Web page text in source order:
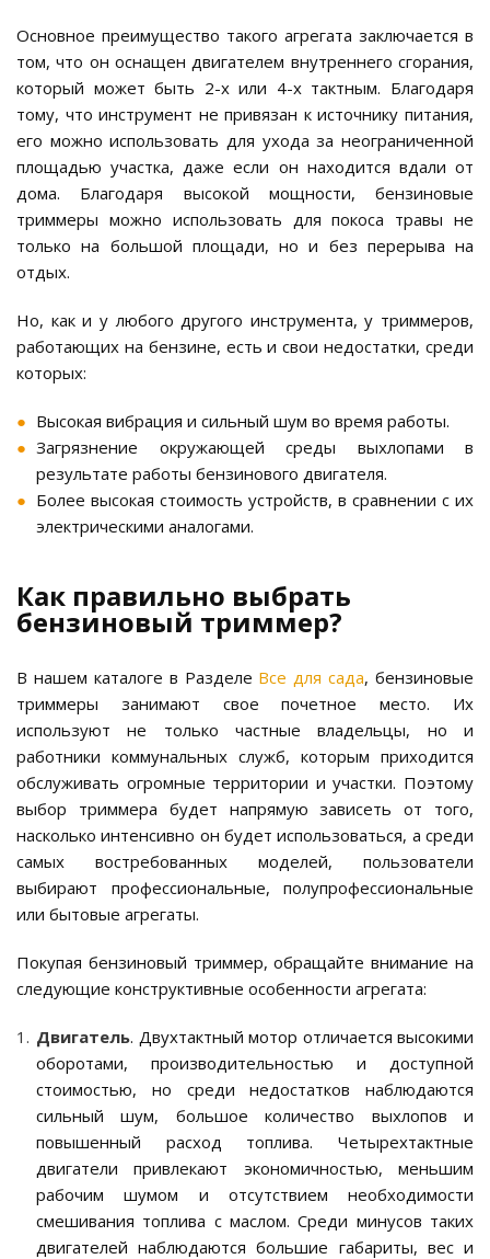
Основное преимущество такого агрегата заключается в
том, что он оснащен двигателем внутреннего сгорания,
который может быть 2-х или 4-х тактным. Благодаря
тому, что инструмент не привязан к источнику питания,
его можно использовать для ухода за неограниченной
площадью участка, даже если он находится вдали от
дома. Благодаря высокой мощности, бензиновые
триммеры можно использовать для покоса травы не
только на большой площади, но и без перерыва на
отдых.
Но, как и у любого другого инструмента, у триммеров,
работающих на бензине, есть и свои недостатки, среди
которых:
Высокая вибрация и сильный шум во время работы.
Загрязнение окружающей среды выхлопами в
результате работы бензинового двигателя.
Более высокая стоимость устройств, в сравнении с их
электрическими аналогами.
Как правильно выбрать
бензиновый триммер?
В нашем каталоге в Разделе Все для сада, бензиновые
триммеры занимают свое почетное место. Их
используют не только частные владельцы, но и
работники коммунальных служб, которым приходится
обслуживать огромные территории и участки. Поэтому
выбор триммера будет напрямую зависеть от того,
насколько интенсивно он будет использоваться, а среди
самых востребованных моделей, пользователи
выбирают профессиональные, полупрофессиональные
или бытовые агрегаты.
Покупая бензиновый триммер, обращайте внимание на
следующие конструктивные особенности агрегата:
Двигатель. Двухтактный мотор отличается высокими
оборотами, производительностью и доступной
стоимостью, но среди недостатков наблюдаются
сильный шум, большое количество выхлопов и
повышенный расход топлива. Четырехтактные
двигатели привлекают экономичностью, меньшим
рабочим шумом и отсутствием необходимости
смешивания топлива с маслом. Среди минусов таких
двигателей наблюдаются большие габариты, вес и